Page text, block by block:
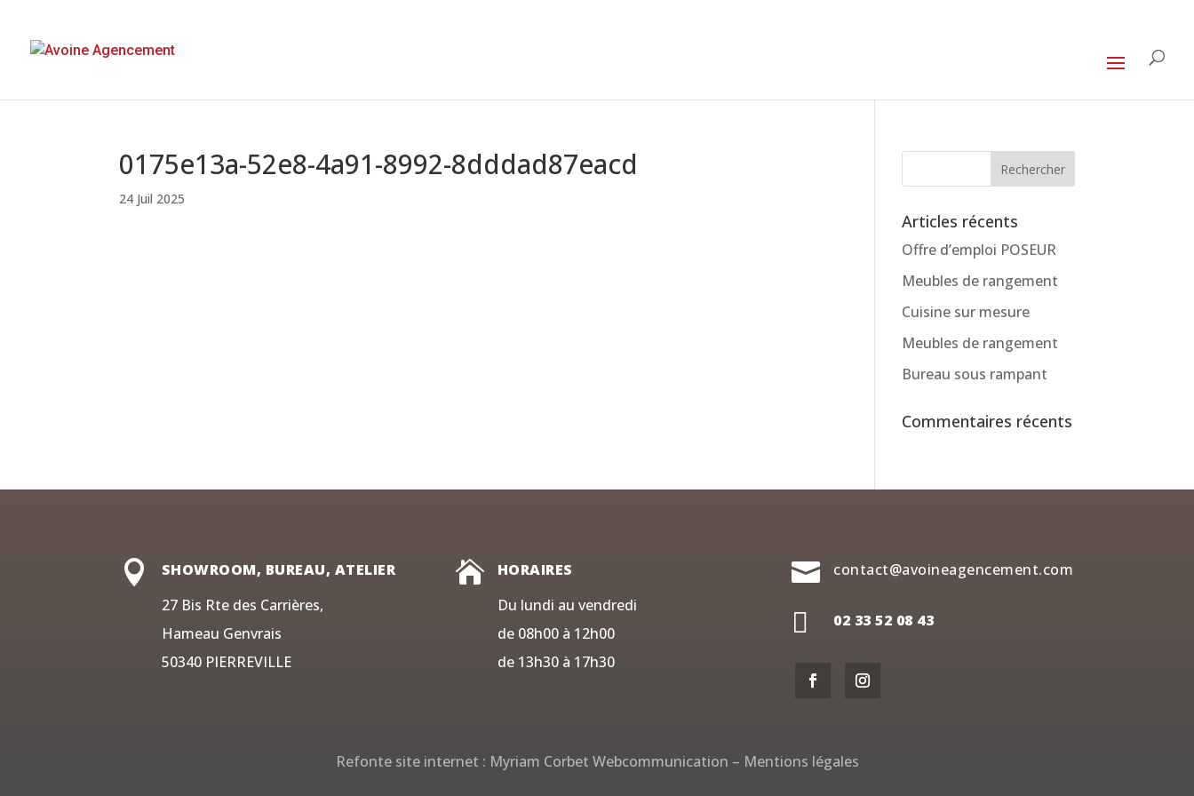
0175e13a-52e8-4a91-8992-8dddad87eacd
24 Juil 2025
Articles récents
Offre d’emploi POSEUR
Meubles de rangement
Cuisine sur mesure
Meubles de rangement
Bureau sous rampant
Commentaires récents

SHOWROOM, BUREAU, ATELIER
27 Bis Rte des Carrières,
Hameau Genvrais
50340 PIERREVILLE

HORAIRES
Du lundi au vendredi
de 08h00 à 12h00
de 13h30 à 17h30
 contact@avoineagencement.com
 02 33 52 08 43
Refonte site internet : Myriam Corbet Webcommunication – Mentions légales